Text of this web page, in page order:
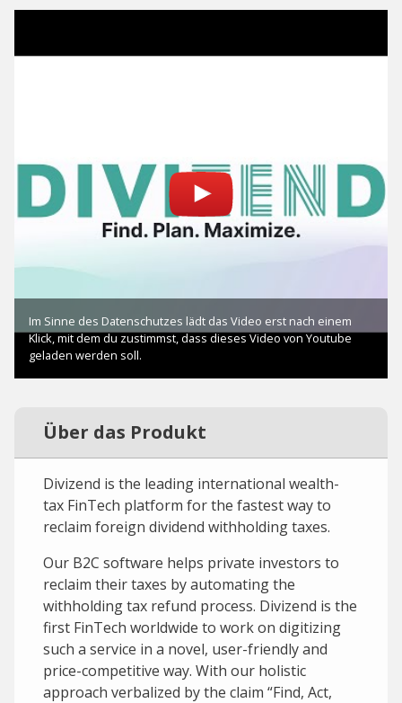
Über das Produkt
Divizend is the leading international wealth-
tax FinTech platform for the fastest way to
reclaim foreign dividend withholding taxes.
Our B2C software helps private investors to
reclaim their taxes by automating the
withholding tax refund process. Divizend is the
first FinTech worldwide to work on digitizing
such a service in a novel, user-friendly and
price-competitive way. With our holistic
approach verbalized by the claim “Find, Act,